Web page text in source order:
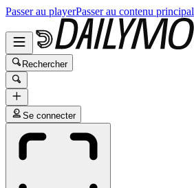
Passer au playerPasser au contenu principal
Rechercher
Se connecter